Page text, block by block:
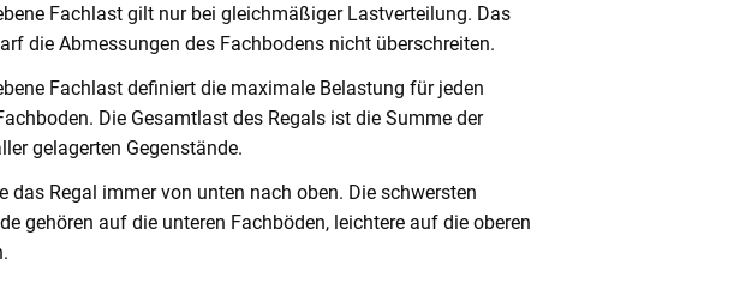
Fachlast gilt nur bei gleichmäßiger Lastverteilung. Das
die Abmessungen des Fachbodens nicht überschreiten.
Fachlast definiert die maximale Belastung für jeden
Die Gesamtlast des Regals ist die Summe der
gelagerten Gegenstände.
das Regal immer von unten nach oben. Die schwersten
gehören auf die unteren Fachböden, leichtere auf die oberen